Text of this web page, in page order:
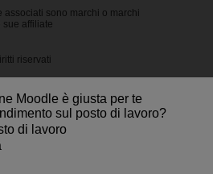
sono marchi o marchi
sue affiliate
riservati
Moodle è giusta per te
sul posto di lavoro?
di lavoro